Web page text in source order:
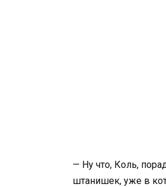
— Ну что, Коль,
штанишек, уже в